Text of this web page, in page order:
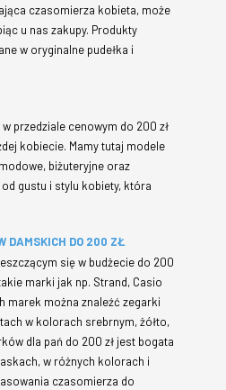
czasomierza kobieta, może
u nas zakupy. Produkty
w oryginalne pudełka i
przedziale cenowym do 200 zł
kobiecie. Mamy tutaj modele
biżuteryjne oraz
gustu i stylu kobiety, która
DAMSKICH DO 200 ZŁ
się w budżecie do 200
marki jak np. Strand, Casio
marek można znaleźć zegarki
w kolorach srebrnym, żółto,
dla pań do 200 zł jest bogata
w różnych kolorach i
czasomierza do